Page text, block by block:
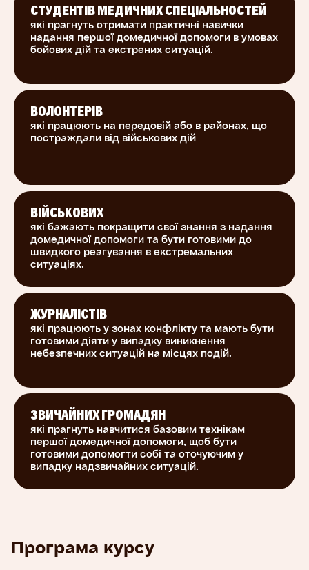
накладання джгута (турнікету), тампонади та
створювати джгути з підручних матеріалів,
оцінювати свідомість постраждалого та
звільняти дихальні шляхи, здійснювати
постраждалого та викликати швидку
Курс створено за фінансової підтримки
провідного українського благодійного фонду в
розвитку України з 2014. Об’єднання
організовує збір гуманітарної допомоги для
постраждалих під час війни, підтримує освітні
проєкти, культурні заходи та всіляко допомагає
зміцненню громадянського суспільства в
Україні.
СТУДЕНТІВ МЕДИЧНИХ СПЕЦІАЛЬНОСТЕЙ
які прагнуть отримати практичні навички
надання першої домедичної допомоги в умовах
бойових дій та екстрених ситуацій.
ВОЛОНТЕРІВ
які працюють на передовій або в районах, що
постраждали від військових дій
ВІЙСЬКОВИХ
які бажають покращити свої знання з надання
домедичної допомоги та бути готовими до
швидкого реагування в екстремальних
ситуаціях.
ЖУРНАЛІСТІВ
які працюють у зонах конфлікту та мають бути
готовими діяти у випадку виникнення
небезпечних ситуацій на місцях подій.
ЗВИЧАЙНИХ ГРОМАДЯН
які прагнуть навчитися базовим технікам
першої домедичної допомоги, щоб бути
готовими допомогти собі та оточуючим у
випадку надзвичайних ситуацій.
Програма курсу